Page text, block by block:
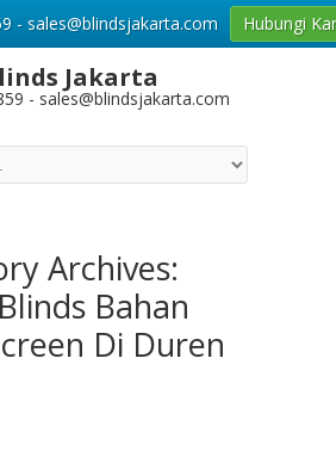
Jakarta
- sales@blindsjakarta.com
Archives:
Bahan
Di Duren
- sales@blindsjakarta.com Hubungi